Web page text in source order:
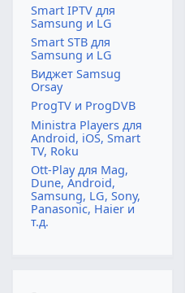
Настройка
Smart IPTV для
Samsung и LG
Smart STB для
Samsung и LG
Виджет Samsug
Orsay
ProgTV и ProgDVB
Ministra Players для
Android, iOS, Smart
TV, Roku
Ott-Play для Mag,
Dune, Android,
Samsung, LG, Sony,
Panasonic, Haier и
т.д.